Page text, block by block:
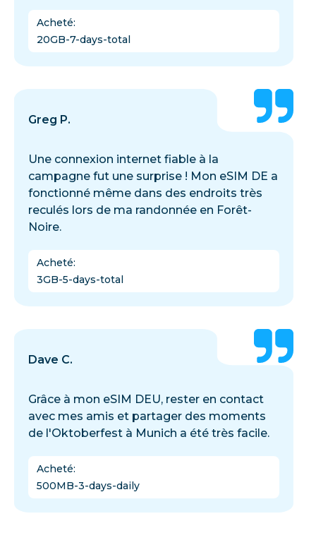
Acheté:
20GB-7-days-total
Greg P.
Une connexion internet fiable à la
campagne fut une surprise ! Mon eSIM DE a
fonctionné même dans des endroits très
reculés lors de ma randonnée en Forêt-
Noire.
Acheté:
3GB-5-days-total
Dave C.
Grâce à mon eSIM DEU, rester en contact
avec mes amis et partager des moments
de l'Oktoberfest à Munich a été très facile.
Acheté:
500MB-3-days-daily